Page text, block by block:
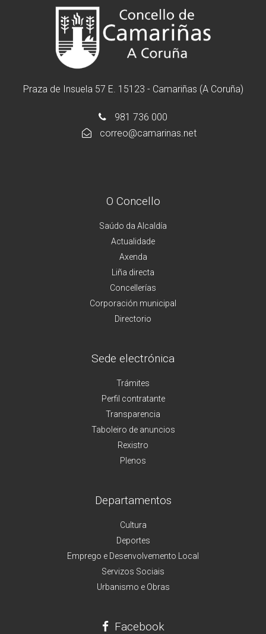
Praza de Insuela 57 E. 15123 - Camariñas (A Coruña)
981 736 000
correo@camarinas.net
O Concello
Saúdo da Alcaldía
Actualidade
Axenda
Liña directa
Concellerías
Corporación municipal
Directorio
Sede electrónica
Trámites
Perfil contratante
Transparencia
Taboleiro de anuncios
Rexistro
Plenos
Departamentos
Cultura
Deportes
Emprego e Desenvolvemento Local
Servizos Sociais
Urbanismo e Obras
Facebook